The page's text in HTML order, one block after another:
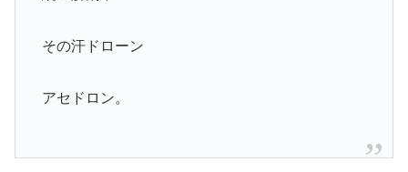
その汗ドローン
アセドロン。